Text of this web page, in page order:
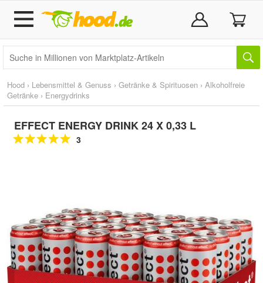
Hood › Lebensmittel & Genuss › Getränke & Spirituosen › Alkoholfreie
Getränke › Energydrinks
EFFECT ENERGY DRINK 24 X 0,33 L
3